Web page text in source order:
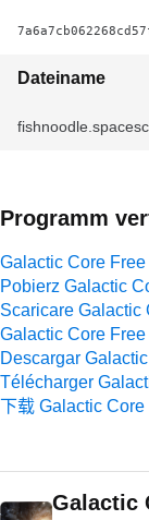
Dateiname
Programm
Galactic Core
Pobierz Galactic
Scaricare Galactic
Galactic Core
Descargar
Télécharger
下载 Galactic
Galactic